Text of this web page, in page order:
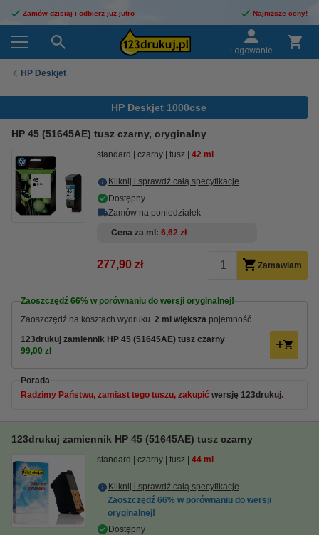
Zamów dzisiaj i odbierz już jutro Najniższe ceny!
Logowanie
HP Deskjet
HP Deskjet 1000cse
HP 45 (51645AE) tusz czarny, oryginalny
standard czarny tusz 42 ml
Kliknij i sprawdź całą specyfikacje
Dostępny
Zamów na poniedziałek
Cena za ml
6,62 zł
277,90 zł Zamawiam
Zaoszczędź 66% w porównaniu do wersji oryginalnej!
Zaoszczędź na kosztach wydruku. 2 ml większa pojemność.
123drukuj zamiennik HP 45 (51645AE) tusz czarny
99,00 zł
Porada
Radzimy Państwu, zamiast tego tuszu, zakupić wersję 123drukuj.
123drukuj zamiennik HP 45 (51645AE) tusz czarny
standard czarny tusz 44 ml
Kliknij i sprawdź całą specyfikacje
Zaoszczędź 66% w porównaniu do wersji
oryginalnej!
Dostępny